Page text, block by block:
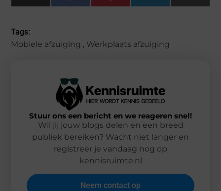
(Twitter)
Tags:
Mobiele afzuiging , Werkplaats afzuiging
Stuur ons een bericht en we reageren snel!
Wil jij jouw blogs delen en een breed
publiek bereiken? Wacht niet langer en
registreer je vandaag nog op
kennisruimte.nl
Neem contact op